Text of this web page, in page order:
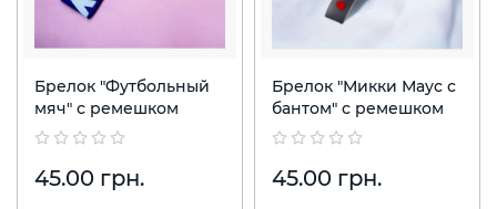
Брелок "Футбольный
мяч" с ремешком
45.00 грн.
Брелок "Микки Маус с
бантом" с ремешком
45.00 грн.